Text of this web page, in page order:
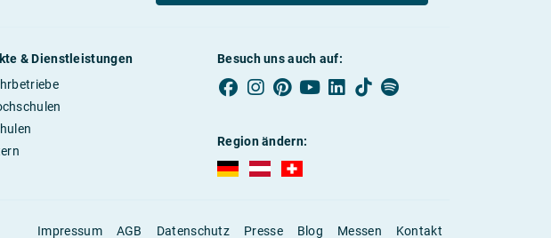
& Dienstleistungen
Besuch uns auch auf:
Region ändern:
AUBI-plus Deutschland (deutsch)
AUBI-plus Österreich (deutsch)
Impressum AGB Datenschutz Presse Blog Messen Kontakt